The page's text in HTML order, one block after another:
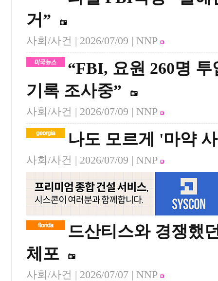
거”
사회/사건 | 2026/07/09 | NNP
“FBI, 요원 260명
기록 조사중”
사회/사건 | 2026/07/09 | NNP
나도 모르게 '마약
사회/사건 | 2026/07/09 | NNP
드산티스와 경쟁했
체포
사회/사건 | 2026/07/07 | NNP